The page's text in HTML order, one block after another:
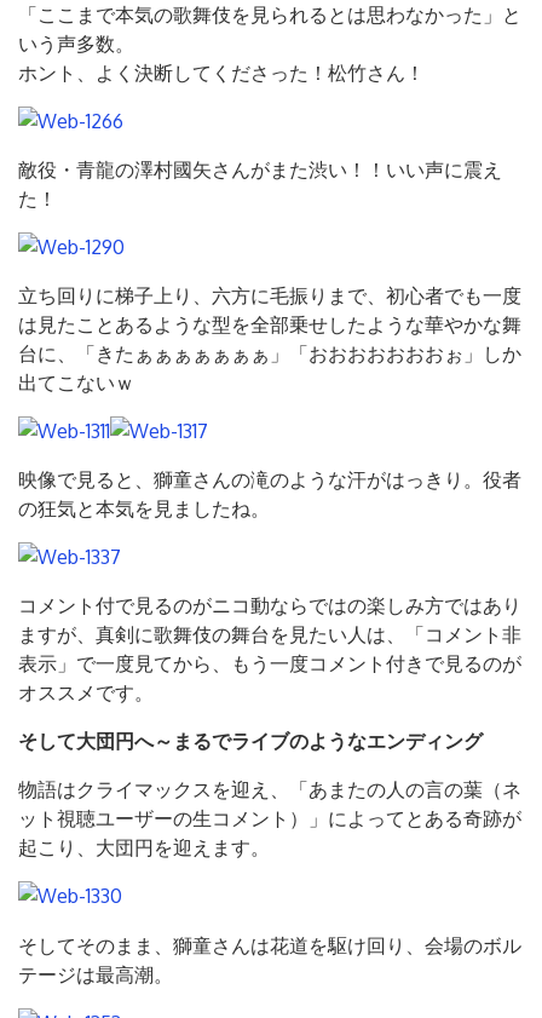
「ここまで本気の歌舞伎を見られるとは思わなかった」と
いう声多数。
ホント、よく決断してくださった！松竹さん！
敵役・青龍の澤村國矢さんがまた渋い！！いい声に震え
た！
立ち回りに梯子上り、六方に毛振りまで、初心者でも一度
は見たことあるような型を全部乗せしたような華やかな舞
台に、「きたぁぁぁぁぁぁぁ」「おおおおおおおぉ」しか
出てこないｗ
映像で見ると、獅童さんの滝のような汗がはっきり。役者
の狂気と本気を見ましたね。
コメント付で見るのがニコ動ならではの楽しみ方ではあり
ますが、真剣に歌舞伎の舞台を見たい人は、「コメント非
表示」で一度見てから、もう一度コメント付きで見るのが
オススメです。
そして大団円へ～まるでライブのようなエンディング
物語はクライマックスを迎え、「あまたの人の言の葉（ネ
ット視聴ユーザーの生コメント）」によってとある奇跡が
起こり、大団円を迎えます。
そしてそのまま、獅童さんは花道を駆け回り、会場のボル
テージは最高潮。